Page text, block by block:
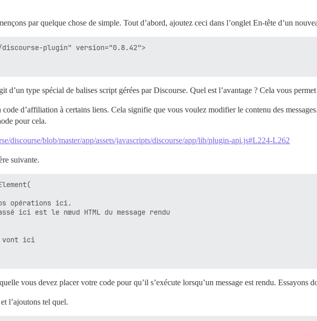
par quelque chose de simple. Tout d’abord, ajoutez ceci dans l’onglet En-tête d’un
plugin" version="0.8.42">
d’un type spécial de balises script gérées par Discourse. Quel est l’avantage ? Cela vous
code d’affiliation à certains liens. Cela signifie que vous voulez modifier le contenu des
pour cela.
discourse/blob/master/app/assets/javascripts/discourse/app/lib/plugin-api.js#L224-L262
suivante.
opérations ici.
ici est le nœud HTML du message rendu
ici
vous devez placer votre code pour qu’il s’exécute lorsqu’un message est rendu. Essayons
l’ajoutons tel quel.